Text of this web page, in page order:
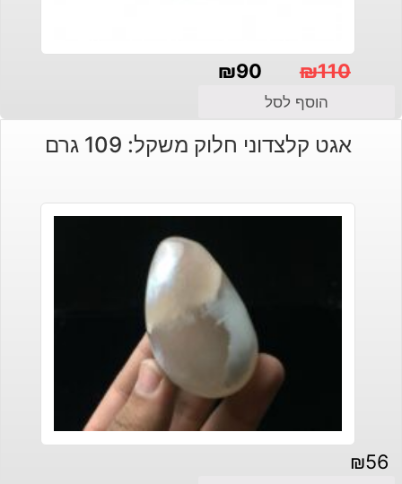
₪110
המקורי
₪90
הנוכחי
הוסף לסל
אגט קלצדוני חלוק משקל: 109 גרם
₪56